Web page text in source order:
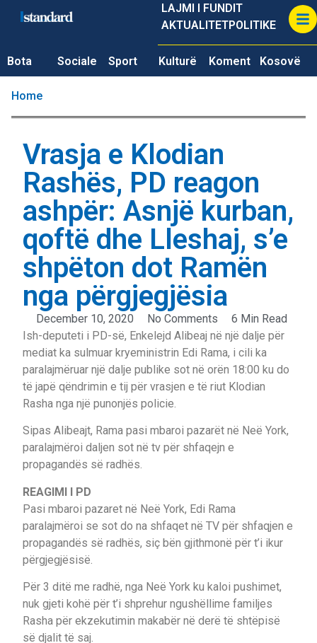
LAJMI I FUNDIT
AKTUALITETPOLITIKE
Bota Sociale Sport Kulturë Koment Kosovë
Home
Vrasja e Klodian
Rashës, PD reagon
ashpër: Asnjë kurban,
qoftë dhe Lleshaj, s’e
shpëton dot Ramën
nga përgjegjësia
December 10, 2020 No Comments
6 Min Read
Ish-deputeti i PD-së, Enkelejd Alibeaj në një dalje për
mediat ka sulmuar kryeministrin Edi Rama, i cili ka
paralajmëruar një dalje publike sot në orën 18:00 ku do
të japë qëndrimin e tij për vrasjen e të riut Klodian
Rasha nga një punonjës policie.
Sipas Alibeajt, Rama pasi mbaroi pazarët në Neë York,
paralajmëroi daljen sot në tv për shfaqejn e
propagandës së radhës.
REAGIMI I PD
Pasi mbaroi pazaret në Neë York, Edi Rama
paralajmëroi se sot do na shfaqet në TV për shfaqjen e
propagandës së radhës, siç bën gjithmonë për t’i ikur
përgjegjësisë.
Për 3 ditë me radhë, nga Neë York ku kaloi pushimet,
nuk gjeti kohë për t’i shprehur ngushëllime familjes
Rasha për ekzekutimin makabër në derë të shtëpisë
së djalit të saj.